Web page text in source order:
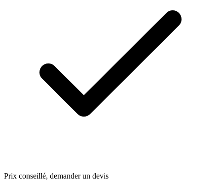
Prix conseillé, demander un devis